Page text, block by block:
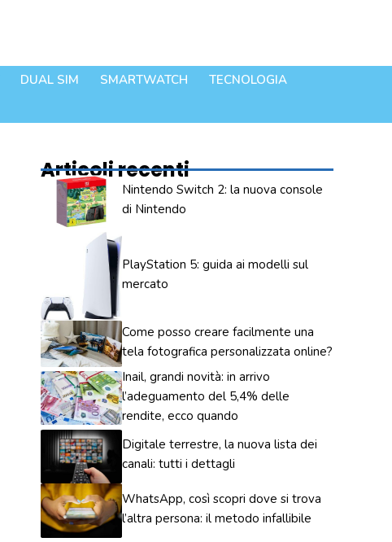
DUAL SIM SMARTWATCH
TECNOLOGIA
Articoli recenti
Nintendo Switch 2: la nuova console
di Nintendo
PlayStation 5: guida ai modelli sul
mercato
Come posso creare facilmente una
tela fotografica personalizzata online?
Inail, grandi novità: in arrivo
l’adeguamento del 5,4% delle
rendite, ecco quando
Digitale terrestre, la nuova lista dei
canali: tutti i dettagli
WhatsApp, così scopri dove si trova
l’altra persona: il metodo infallibile